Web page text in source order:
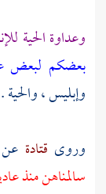
وعداوة الحية
بعضكم لبعض
وإبليس ، والحية .
وروى قتادة
سالمناهن منذ